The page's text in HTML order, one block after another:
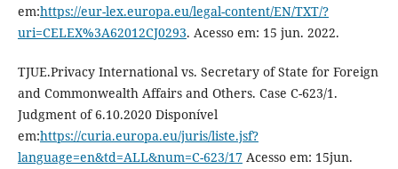
em:https://eur-lex.europa.eu/legal-content/EN/TXT/?
uri=CELEX%3A62012CJ0293. Acesso em: 15 jun. 2022.
TJUE.Privacy International vs. Secretary of State for Foreign
and Commonwealth Affairs and Others. Case C-623/1.
Judgment of 6.10.2020 Disponível
em:https://curia.europa.eu/juris/liste.jsf?
language=en&td=ALL&num=C-623/17Acesso em: 15jun.